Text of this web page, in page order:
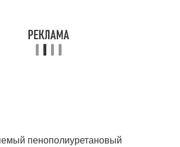
пенополиуретановый